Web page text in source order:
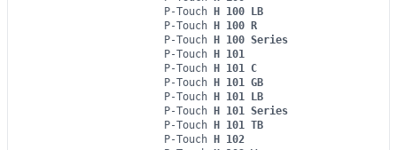
P-Touch H 100 LB
P-Touch H 100 R
P-Touch H 100 Series
P-Touch H 101
P-Touch H 101 C
P-Touch H 101 GB
P-Touch H 101 LB
P-Touch H 101 Series
P-Touch H 101 TB
P-Touch H 102